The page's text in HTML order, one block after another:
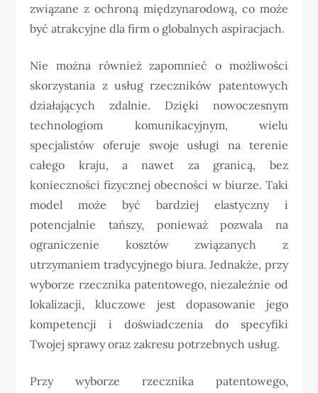
związane z ochroną międzynarodową, co może
być atrakcyjne dla firm o globalnych aspiracjach.
Nie można również zapomnieć o możliwości
skorzystania z usług rzeczników patentowych
działających zdalnie. Dzięki nowoczesnym
technologiom komunikacyjnym, wielu
specjalistów oferuje swoje usługi na terenie
całego kraju, a nawet za granicą, bez
konieczności fizycznej obecności w biurze. Taki
model może być bardziej elastyczny i
potencjalnie tańszy, ponieważ pozwala na
ograniczenie kosztów związanych z
utrzymaniem tradycyjnego biura. Jednakże, przy
wyborze rzecznika patentowego, niezależnie od
lokalizacji, kluczowe jest dopasowanie jego
kompetencji i doświadczenia do specyfiki
Twojej sprawy oraz zakresu potrzebnych usług.
Przy wyborze rzecznika patentowego,